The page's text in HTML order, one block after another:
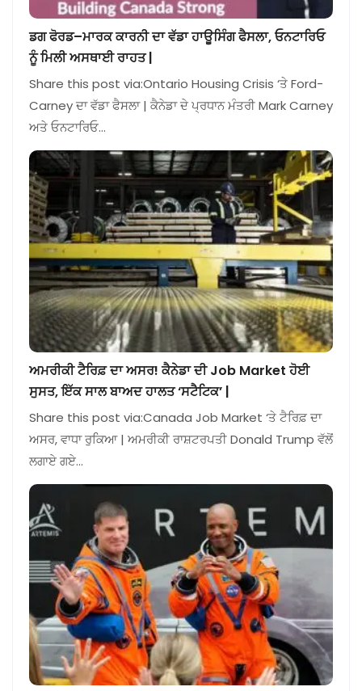
ਡਗ ਫੋਰਡ–ਮਾਰਕ ਕਾਰਨੀ ਦਾ ਵੱਡਾ ਹਾਊਸਿੰਗ ਫੈਸਲਾ, ਓਨਟਾਰਿਓ
ਨੂੰ ਮਿਲੀ ਅਸਥਾਈ ਰਾਹਤ |
Share this post via:Ontario Housing Crisis ‘ਤੇ Ford-
Carney ਦਾ ਵੱਡਾ ਫੈਸਲਾ | ਕੈਨੇਡਾ ਦੇ ਪ੍ਰਧਾਨ ਮੰਤਰੀ Mark Carney
ਅਤੇ ਓਨਟਾਰਿਓ…
ਅਮਰੀਕੀ ਟੈਰਿਫ਼ ਦਾ ਅਸਰ! ਕੈਨੇਡਾ ਦੀ Job Market ਹੋਈ
ਸੁਸਤ, ਇੱਕ ਸਾਲ ਬਾਅਦ ਹਾਲਤ ‘ਸਟੈਟਿਕ’ |
Share this post via:Canada Job Market ‘ਤੇ ਟੈਰਿਫ਼ ਦਾ
ਅਸਰ, ਵਾਧਾ ਰੁਕਿਆ | ਅਮਰੀਕੀ ਰਾਸ਼ਟਰਪਤੀ Donald Trump ਵੱਲੋਂ
ਲਗਾਏ ਗਏ…